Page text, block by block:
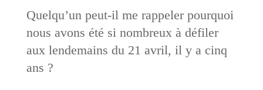
Quelqu’un peut-il me rappeler pourquoi
nous avons été si nombreux à défiler
aux lendemains du 21 avril, il y a cinq
ans ?